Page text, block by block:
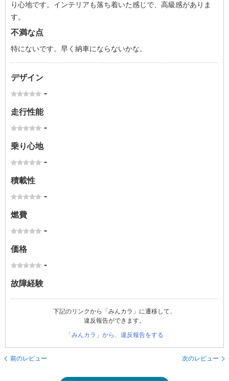
り心地です。インテリアも落ち着いた感じで、高級感がありま
す。
不満な点
特にないです。早く納車にならないかな。
デザイン
-
走行性能
-
乗り心地
-
積載性
-
燃費
-
価格
-
故障経験
下記のリンクから「みんカラ」に遷移して、
違反報告ができます。
「みんカラ」から、違反報告をする
前のレビュー 次のレビュー